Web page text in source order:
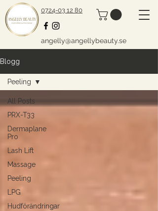
0724-03 12 80
angelly@angellybeauty.se
Blogg
All Posts
PRX-T33
Dermaplane
Pro
Lash Lift
Massage
Peeling
LPG
Hudförändringar
Peeling